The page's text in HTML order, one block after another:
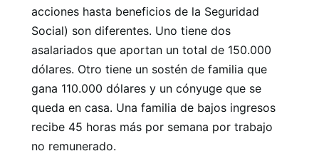
acciones hasta beneficios de la Seguridad
Social) son diferentes. Uno tiene dos
asalariados que aportan un total de 150.000
dólares. Otro tiene un sostén de familia que
gana 110.000 dólares y un cónyuge que se
queda en casa. Una familia de bajos ingresos
recibe 45 horas más por semana por trabajo
no remunerado.